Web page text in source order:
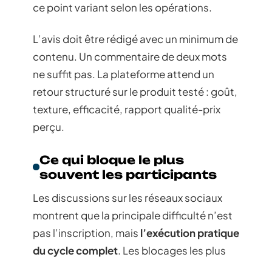
ce point variant selon les opérations.
L’avis doit être rédigé avec un minimum de
contenu. Un commentaire de deux mots
ne suffit pas. La plateforme attend un
retour structuré sur le produit testé : goût,
texture, efficacité, rapport qualité-prix
perçu.
Ce qui bloque le plus
souvent les participants
Les discussions sur les réseaux sociaux
montrent que la principale difficulté n’est
pas l’inscription, mais l’exécution pratique
du cycle complet. Les blocages les plus